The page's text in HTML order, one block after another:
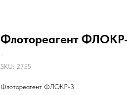
Флотореагент ФЛОКР-
-
SKU: 2755
Флотореагент ФЛОКР-3